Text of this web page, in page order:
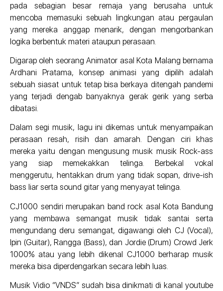
pada sebagian besar remaja yang berusaha untuk
mencoba memasuki sebuah lingkungan atau pergaulan
yang mereka anggap menarik, dengan mengorbankan
logika berbentuk materi ataupun perasaan.
Digarap oleh seorang Animator asal Kota Malang bernama
Ardhani Pratama, konsep animasi yang dipilih adalah
sebuah siasat untuk tetap bisa berkaya ditengah pandemi
yang terjadi dengab banyaknya gerak gerik yang serba
dibatasi.
Dalam segi musik, lagu ini dikemas untuk menyampaikan
perasaan resah, risih dan amarah. Dengan ciri khas
mereka yaitu dengan mengusung musik musik Rock-ass
yang siap memekakkan telinga. Berbekal vokal
menggerutu, hentakkan drum yang tidak sopan, drive-ish
bass liar serta sound gitar yang menyayat telinga.
CJ1000 sendiri merupakan band rock asal Kota Bandung
yang membawa semangat musik tidak santai serta
mengundang deru semangat, digawangi oleh CJ (Vocal),
Ipin (Guitar), Rangga (Bass), dan Jordie (Drum) Crowd Jerk
1000% atau yang lebih dikenal CJ1000 berharap musik
mereka bisa diperdengarkan secara lebih luas.
Musik Vidio “VNDS” sudah bisa dinikmati di kanal youtube